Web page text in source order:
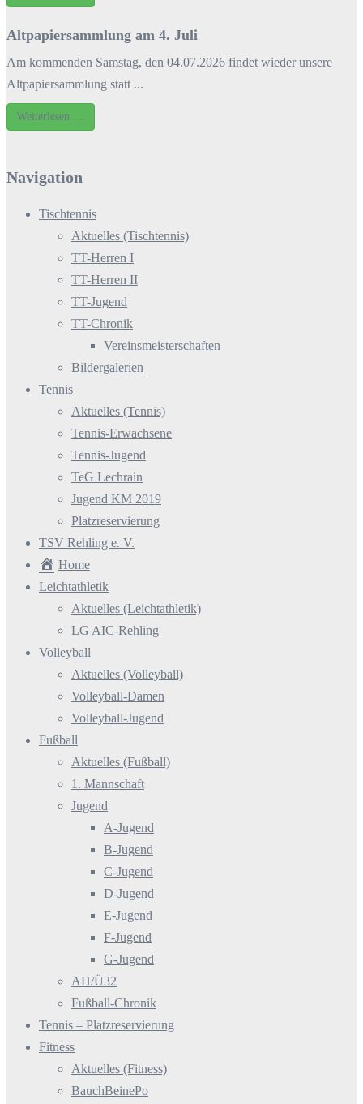
Altpapiersammlung am 4. Juli
Am kommenden Samstag, den 04.07.2026 findet wieder unsere
Altpapiersammlung statt ...
Weiterlesen …
Navigation
Tischtennis
Aktuelles (Tischtennis)
TT-Herren I
TT-Herren II
TT-Jugend
TT-Chronik
Vereinsmeisterschaften
Bildergalerien
Tennis
Aktuelles (Tennis)
Tennis-Erwachsene
Tennis-Jugend
TeG Lechrain
Jugend KM 2019
Platzreservierung
TSV Rehling e. V.
Home
Leichtathletik
Aktuelles (Leichtathletik)
LG AIC-Rehling
Volleyball
Aktuelles (Volleyball)
Volleyball-Damen
Volleyball-Jugend
Fußball
Aktuelles (Fußball)
1. Mannschaft
Jugend
A-Jugend
B-Jugend
C-Jugend
D-Jugend
E-Jugend
F-Jugend
G-Jugend
AH/Ü32
Fußball-Chronik
Tennis – Platzreservierung
Fitness
Aktuelles (Fitness)
BauchBeinePo